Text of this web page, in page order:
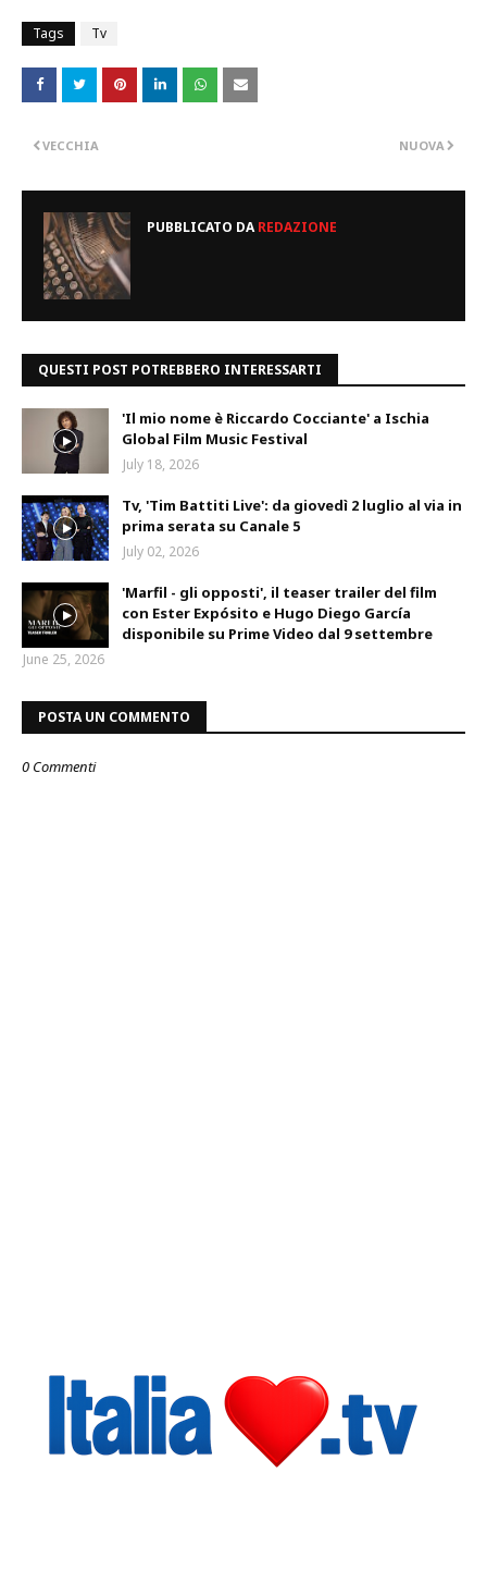
Tags Tv
NUOVA
VECCHIA
PUBBLICATO DAREDAZIONE
QUESTI POST POTREBBERO INTERESSARTI
'Il mio nome è Riccardo Cocciante' a Ischia
Global Film Music Festival
July 18, 2026
Tv, 'Tim Battiti Live': da giovedì 2 luglio al via in
prima serata su Canale 5
July 02, 2026
'Marfil - gli opposti', il teaser trailer del film
con Ester Expósito e Hugo Diego García
disponibile su Prime Video dal 9 settembre
June 25, 2026
POSTA UN COMMENTO
0 Commenti